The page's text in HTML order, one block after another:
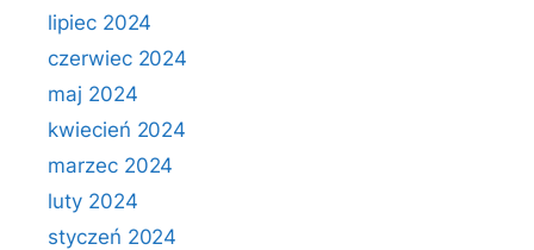
lipiec 2024
czerwiec 2024
maj 2024
kwiecień 2024
marzec 2024
luty 2024
styczeń 2024